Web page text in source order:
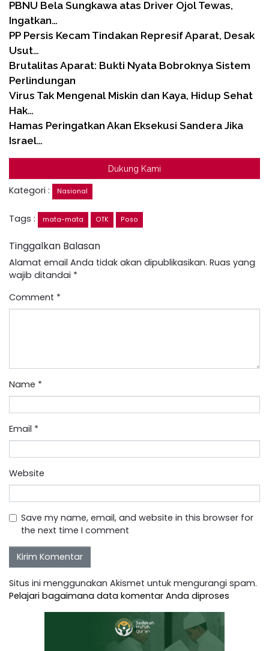
PBNU Bela Sungkawa atas Driver Ojol Tewas,
Ingatkan…
PP Persis Kecam Tindakan Represif Aparat, Desak
Usut…
Brutalitas Aparat: Bukti Nyata Bobroknya Sistem
Perlindungan
Virus Tak Mengenal Miskin dan Kaya, Hidup Sehat
Hak…
Hamas Peringatkan Akan Eksekusi Sandera Jika
Israel…
Dukung Kami
Kategori : Nasional
Tags : mata-mata OTK Poso
Tinggalkan Balasan
Alamat email Anda tidak akan dipublikasikan. Ruas yang
wajib ditandai *
Comment *
Name *
Email *
Website
Save my name, email, and website in this browser for
the next time I comment
Situs ini menggunakan Akismet untuk mengurangi spam.
Pelajari bagaimana data komentar Anda diproses